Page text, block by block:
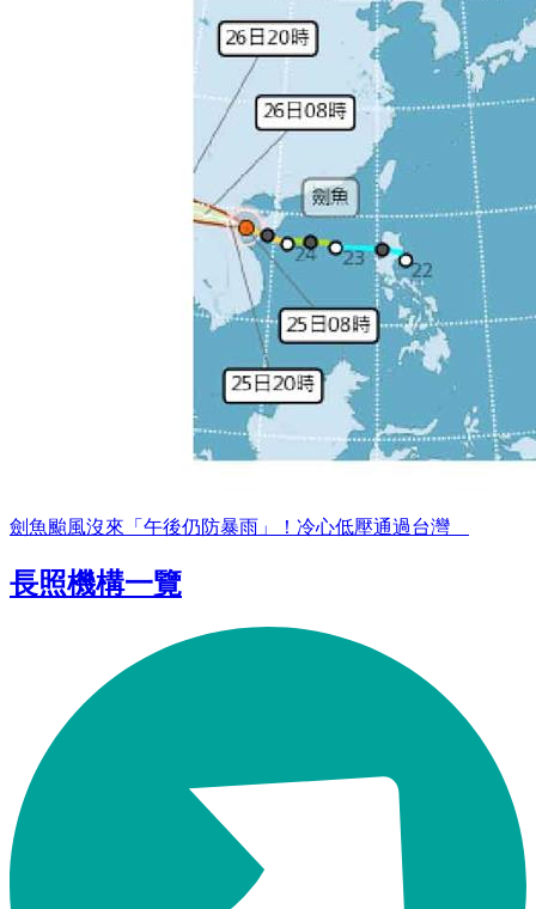
劍魚颱風沒來「午後仍防暴雨」！冷心低壓通過台灣
長照機構一覽